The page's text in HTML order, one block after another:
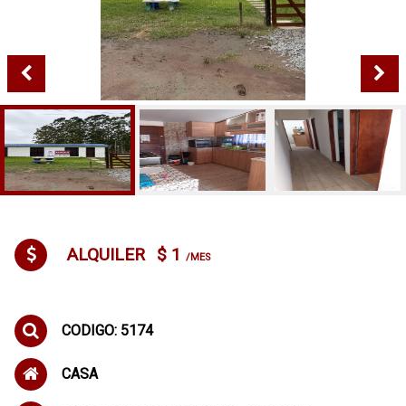
ALQUILER $ 1 /MES
CODIGO: 5174
CASA